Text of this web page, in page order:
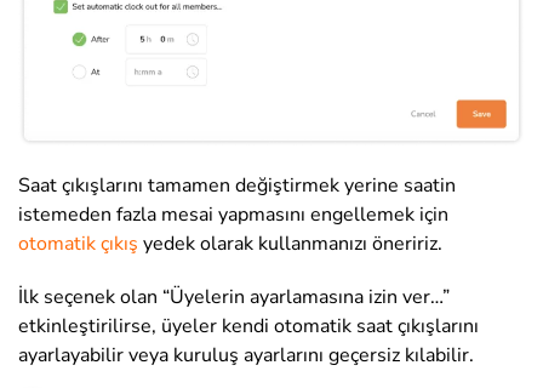
Saat çıkışlarını tamamen değiştirmek yerine saatin
istemeden fazla mesai yapmasını engellemek için
otomatik çıkış yedek olarak kullanmanızı öneririz.
İlk seçenek olan “Üyelerin ayarlamasına izin ver…”
etkinleştirilirse, üyeler kendi otomatik saat çıkışlarını
ayarlayabilir veya kuruluş ayarlarını geçersiz kılabilir.